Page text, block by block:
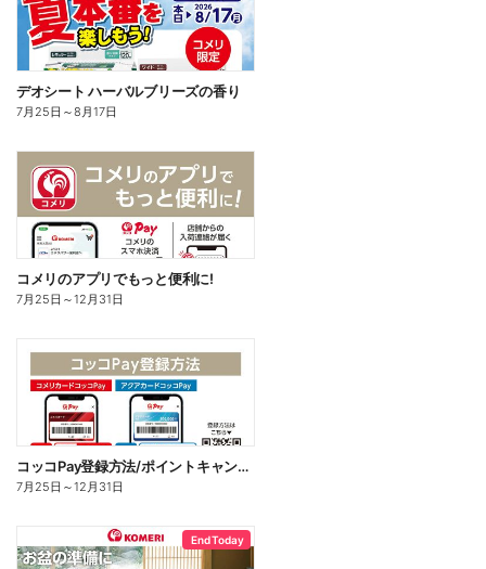
デオシート ハーバルブリーズの香り
7月25日 ～8月17日
コメリのアプリでもっと便利に!
7月25日 ～12月31日
コッコPay登録方法/ポイントキャンペーン応募方法
7月25日 ～12月31日
End Today